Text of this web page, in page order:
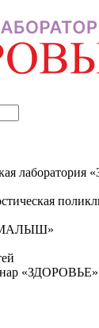
«ЗДОРОВЬЕ»